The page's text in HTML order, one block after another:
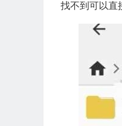
找不到可以直